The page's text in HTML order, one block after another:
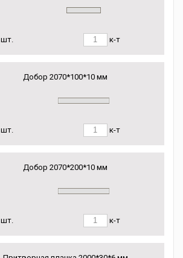
шт. к-т
Добор 2070*100*10 мм
шт. к-т
Добор 2070*200*10 мм
шт. к-т